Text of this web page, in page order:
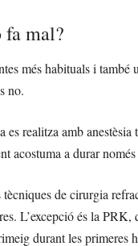
fa mal?
més habituals i també
no.
realitza amb anestèsia
acostuma a durar
de cirurgia
L’excepció és la PRK,
durant les primeres